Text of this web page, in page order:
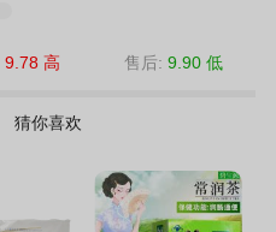
9.78 高 售后:9.90 低
猜你喜欢